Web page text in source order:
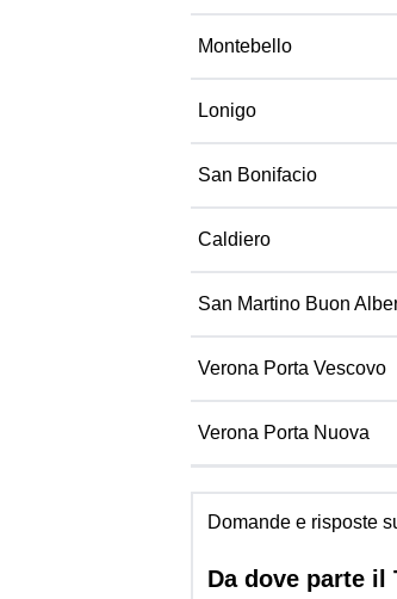
Montebello
Lonigo
San Bonifacio
Caldiero
San Martino Buon
Verona Porta Vescovo
Verona Porta Nuova
Domande e risposte
Da dove parte il